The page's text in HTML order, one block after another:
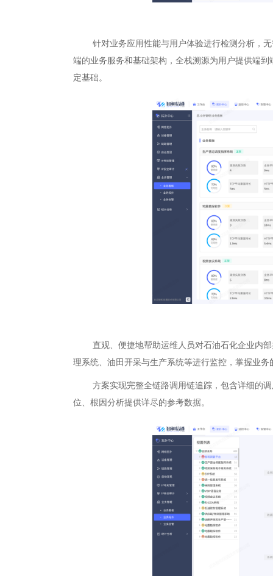
针对业务应用性能与用户体验进行检测分析，无
端的业务服务和基础架构，全栈溯源为用户提供端
定基础。
直观、便捷地帮助运维人员对石油石化企业内部
理系统、油田开采与生产系统等进行监控，掌握业
方案实现完整全链路调用链追踪，包含详细的调
位、根因分析提供详尽的参考数据。